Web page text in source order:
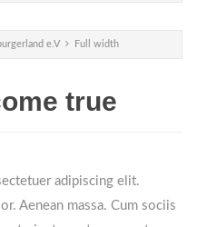
e.V Full width
true
adipiscing elit.
Aenean massa. Cum sociis